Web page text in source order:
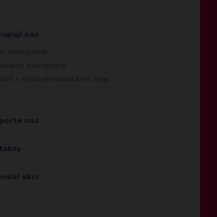
nás
zastupitelé
zastupitelé
v Královéhradeckém kraji
nás
akcí